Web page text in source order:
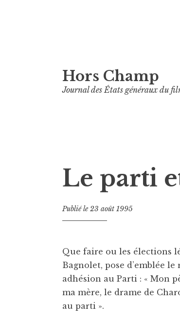
au
contenu
Hors Champ
Journal des États généraux du
Le parti
Publié le23 août 1995
Que faire ou les élections
Bagnolet, pose d’emblée
adhésion au Parti : « Mon
ma mère, le drame de
au parti ».